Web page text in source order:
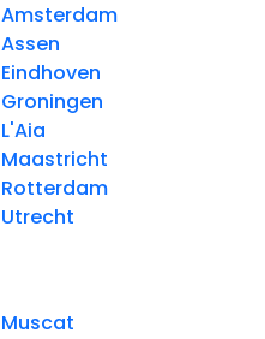
Amsterdam
Assen
Eindhoven
Groningen
L'Aia
Maastricht
Rotterdam
Utrecht
Muscat